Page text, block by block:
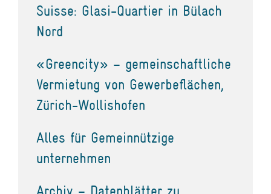
Suisse: Glasi-Quartier in Bülach
Nord
«Greencity» – gemeinschaftliche
Vermietung von Gewerbeflächen,
Zürich-Wollishofen
Alles für Gemeinnützige
unternehmen